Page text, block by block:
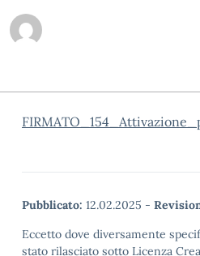
Pubblicato: 12.02.2025 -
Eccetto dove diversamente
stato rilasciato sotto Licenza